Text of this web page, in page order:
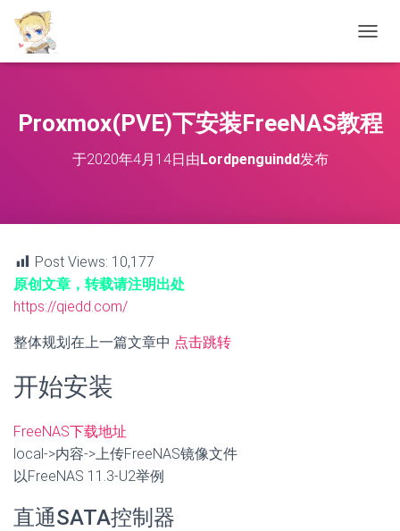
换
Proxmox(PVE)下安装FreeNAS教程
于2020年4月14日由Lordpenguindd发布
Post Views: 10,177
原创文章，转载请注明出处
https://qiedd.com/
整体规划在上一篇文章中 点击跳转
开始安装
FreeNAS下载地址
local->内容->上传FreeNAS镜像文件
以FreeNAS 11.3-U2举例
直通SATA控制器